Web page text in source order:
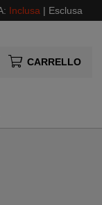
Inclusa | Esclusa
CARRELLO